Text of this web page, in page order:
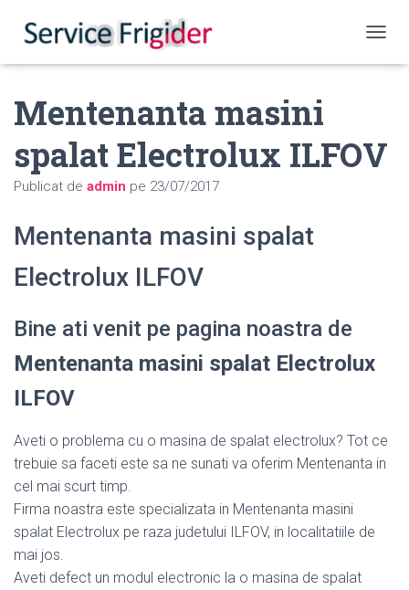
Mentenanta masini
spalat Electrolux ILFOV
Publicat de admin pe 23/07/2017
Mentenanta masini spalat
Electrolux ILFOV
Bine ati venit pe pagina noastra de
Mentenanta masini spalat Electrolux
ILFOV
Aveti o problema cu o masina de spalat electrolux? Tot ce
trebuie sa faceti este sa ne sunati va oferim Mentenanta in
cel mai scurt timp.
Firma noastra este specializata in Mentenanta masini
spalat Electrolux pe raza judetului ILFOV, in localitatiile de
mai jos.
Aveti defect un modul electronic la o masina de spalat